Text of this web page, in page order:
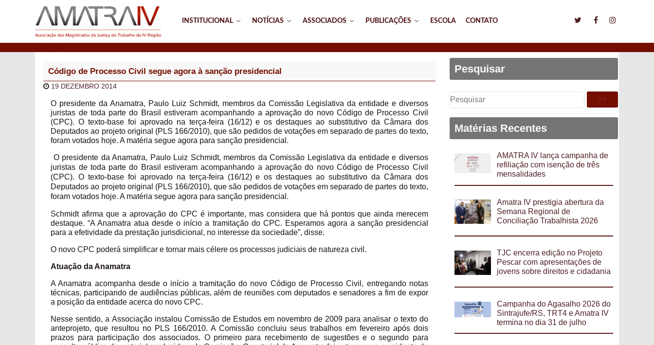
INSTITUCIONAL NOTÍCIAS ASSOCIADOS PUBLICAÇÕES ESCOLA CONTATO
Código de Processo Civil segue agora à sanção presidencial
19 DEZEMBRO 2014
O presidente da Anamatra, Paulo Luiz Schmidt, membros da Comissão Legislativa da entidade e diversos
juristas de toda parte do Brasil estiveram acompanhando a aprovação do novo Código de Processo Civil
(CPC). O texto-base foi aprovado na terça-feira (16/12) e os destaques ao substitutivo da Câmara dos
Deputados ao projeto original (PLS 166/2010), que são pedidos de votações em separado de partes do texto,
foram votados hoje. A matéria segue agora para sanção presidencial.
O presidente da Anamatra, Paulo Luiz Schmidt, membros da Comissão Legislativa da entidade e diversos
juristas de toda parte do Brasil estiveram acompanhando a aprovação do novo Código de Processo Civil
(CPC). O texto-base foi aprovado na terça-feira (16/12) e os destaques ao substitutivo da Câmara dos
Deputados ao projeto original (PLS 166/2010), que são pedidos de votações em separado de partes do texto,
foram votados hoje. A matéria segue agora para sanção presidencial.
Schmidt afirma que a aprovação do CPC é importante, mas considera que há pontos que ainda merecem
destaque. “A Anamatra atua desde o início a tramitação do CPC. Esperamos agora a sanção presidencial
para a efetividade da prestação jurisdicional, no interesse da sociedade”, disse.
O novo CPC poderá simplificar e tornar mais célere os processos judiciais de natureza civil.
Atuação da Anamatra
A Anamatra acompanha desde o início a tramitação do novo Código de Processo Civil, entregando notas
técnicas, participando de audiências públicas, além de reuniões com deputados e senadores a fim de expor
a posição da entidade acerca do novo CPC.
Nesse sentido, a Associação instalou Comissão de Estudos em novembro de 2009 para analisar o texto do
anteprojeto, que resultou no PLS 166/2010. A Comissão concluiu seus trabalhos em fevereiro após dois
prazos para participação dos associados. O primeiro para recebimento de sugestões e o segundo para
Pesquisar
Pesquisar
por:
Matérias Recentes
AMATRA IV lança campanha de
refiliação com isenção de três
mensalidades
Amatra IV prestigia abertura da
Semana Regional de
Conciliação Trabalhista 2026
TJC encerra edição no Projeto
Pescar com apresentações de
jovens sobre direitos e cidadania
Campanha do Agasalho 2026 do
Sintrajufe/RS, TRT4 e Amatra IV
termina no dia 31 de julho